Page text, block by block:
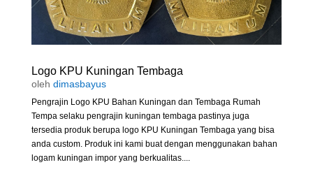
Logo KPU Kuningan Tembaga
oleh dimasbayus
Pengrajin Logo KPU Bahan Kuningan dan Tembaga Rumah
Tempa selaku pengrajin kuningan tembaga pastinya juga
tersedia produk berupa logo KPU Kuningan Tembaga yang bisa
anda custom. Produk ini kami buat dengan menggunakan bahan
logam kuningan impor yang berkualitas....